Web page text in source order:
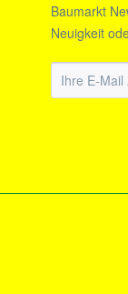
Baumarkt
Neuigkeit